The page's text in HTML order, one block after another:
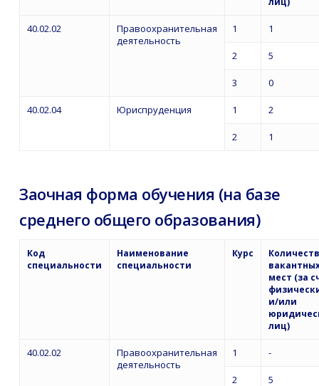
40.02.02
Правоохранительная
деятельность
1 1
2 5
3 0
40.02.04 Юриспруденция 1 2
2 1
Заочная форма обучения (на базе
среднего общего образования)
Код
специальности
Наименование
специальности
Курс
мест (за
и/или
лиц)
40.02.02
Правоохранительная
деятельность
1 -
2 5